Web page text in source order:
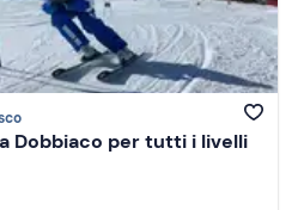
Dobbiaco per tutti i livelli